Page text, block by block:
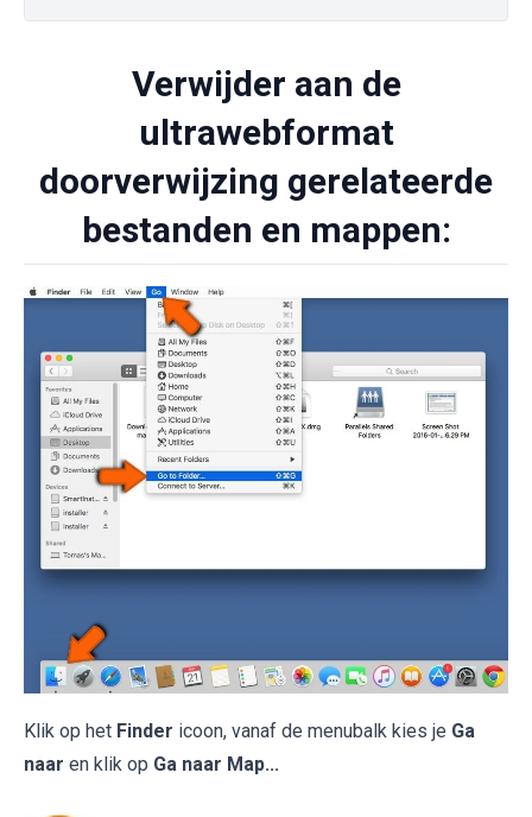
Verwijder aan de
ultrawebformat
doorverwijzing gerelateerde
bestanden en mappen:
Klik op het Finder icoon, vanaf de menubalk kies je Ga
naar en klik op Ga naar Map...